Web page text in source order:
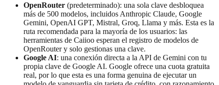
OpenRouter (predeterminado): una sola clave desbloquea
más de 500 modelos, incluidos Anthropic Claude, Google
Gemini, OpenAI GPT, Mistral, Groq, Llama y más. Esta es la
ruta recomendada para la mayoría de los usuarios: las
herramientas de Caiioo esperan el registro de modelos de
OpenRouter y solo gestionas una clave.
Google AI: una conexión directa a la API de Gemini con tu
propia clave de Google AI. Google ofrece una cuota gratuita
real, por lo que esta es una forma genuina de ejecutar un